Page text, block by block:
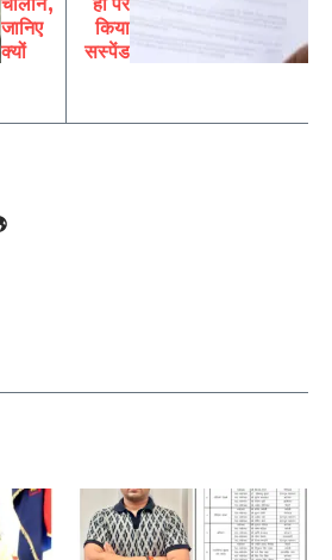
जानिए
क्यों
किया
सस्पेंड